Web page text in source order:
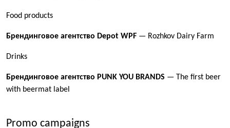
Food products
Брендинговое агентство Depot WPF — Rozhkov Dairy Farm
Drinks
Брендинговое агентство PUNK YOU BRANDS — The first beer
with beermat label
Promo campaigns